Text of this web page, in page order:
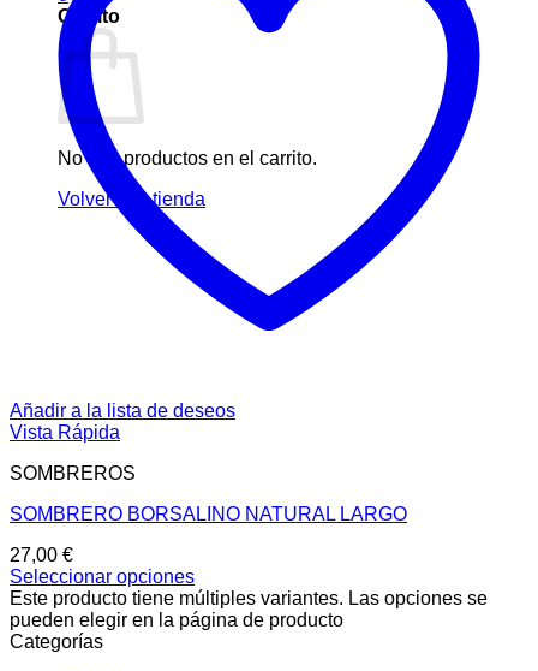
Carrito
No hay productos en el carrito.
Volver a la tienda
Añadir a la lista de deseos
Vista Rápida
SOMBREROS
SOMBRERO BORSALINO NATURAL LARGO
27,00 €
Seleccionar opciones
Este producto tiene múltiples variantes. Las opciones se
pueden elegir en la página de producto
Categorías